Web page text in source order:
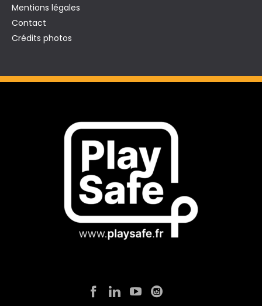
Mentions légales
Contact
Crédits photos